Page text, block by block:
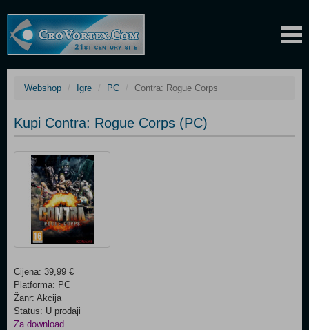
Webshop Igre PC Contra: Rogue Corps
Kupi Contra: Rogue Corps (PC)
Cijena: 39,99 €
Platforma: PC
Žanr: Akcija
Status: U prodaji
Za download